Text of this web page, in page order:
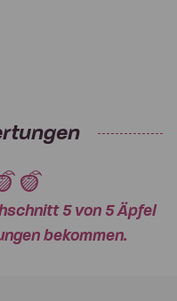
5 von 5 Äpfel
bekommen.